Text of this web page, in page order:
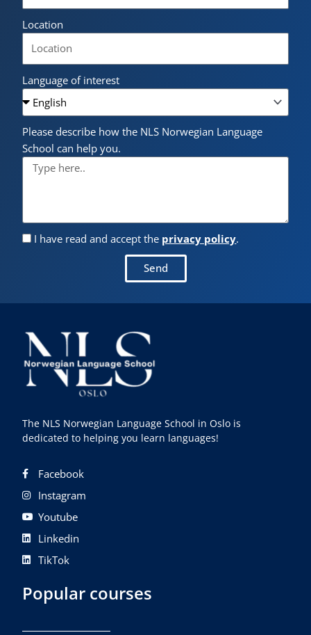
Location
Language of interest
Please describe how the NLS Norwegian Language
School can help you.
I have read and accept the privacy policy.
Send
The NLS Norwegian Language School in Oslo is
dedicated to helping you learn languages!
Facebook
Instagram
Youtube
Linkedin
TikTok
Popular courses